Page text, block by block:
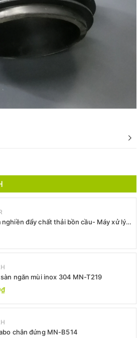
nghiền đẩy chất thải bồn cầu- Máy xử lý
cầu -Máy bơm xả thải
ngăn mùi inox 304 MN-T219
chân đứng MN-B514